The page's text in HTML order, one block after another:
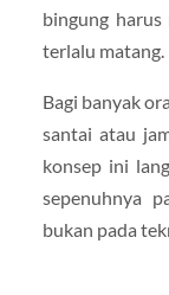
bingung
terlalu matang.
Bagi banyak
santai atau
konsep ini
sepenuhnya
bukan pada